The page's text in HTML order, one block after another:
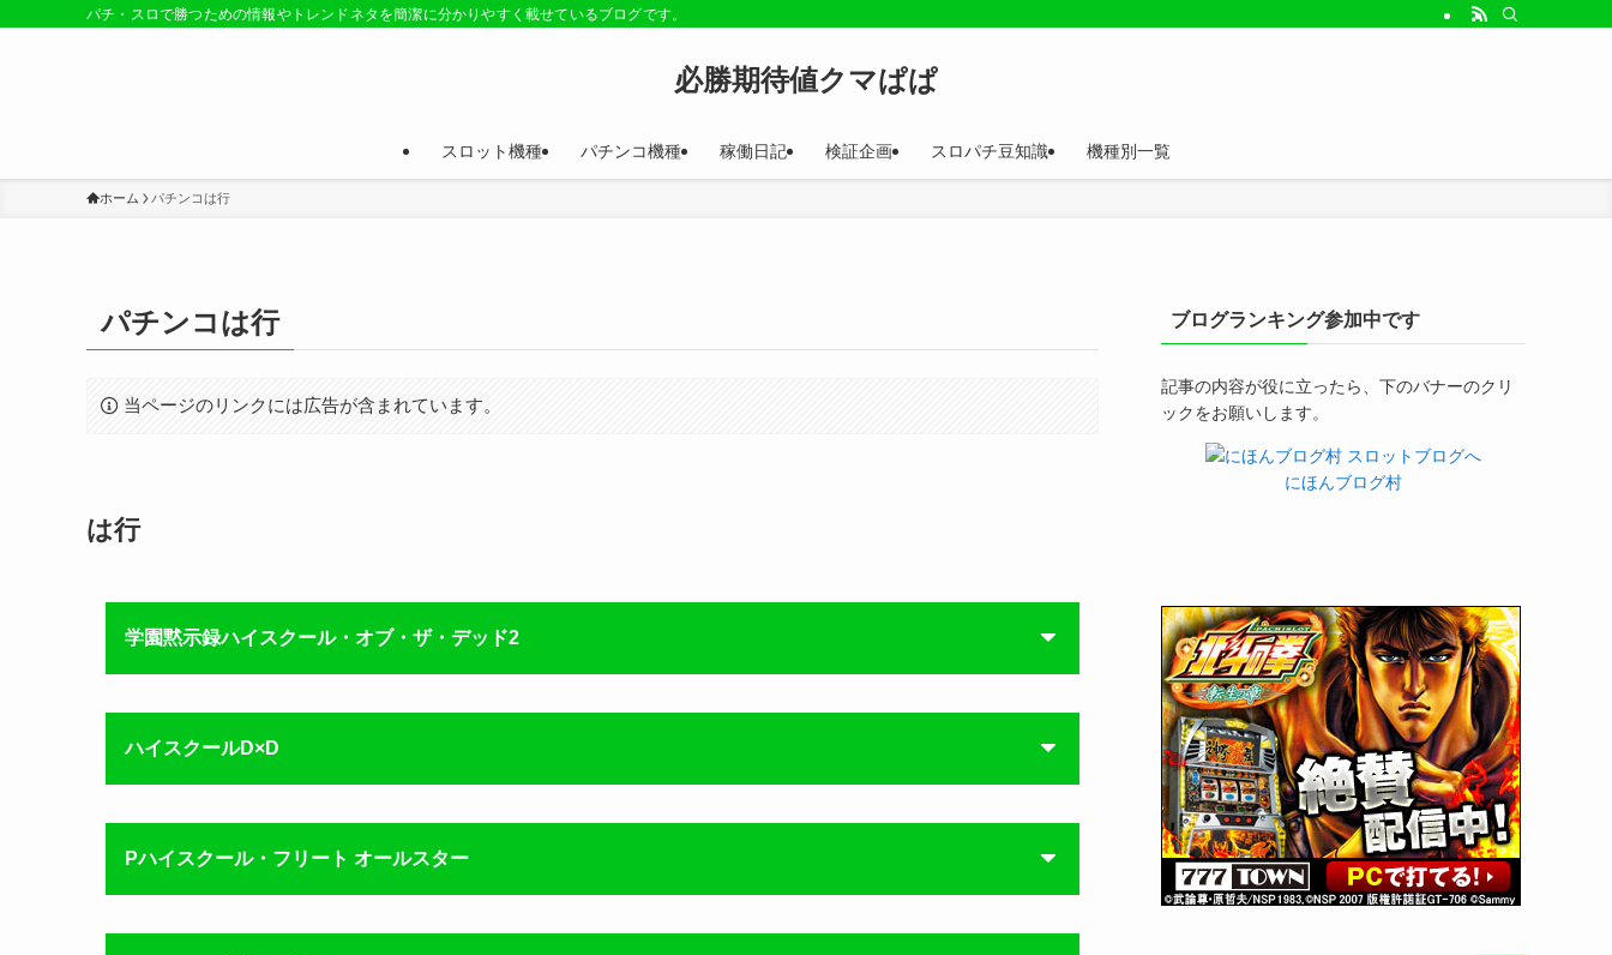
パチ・スロで勝つための情報やトレンドネタを簡潔に分かりやすく載せているブログです。
必勝期待値クマぱぱ
スロット機種 パチンコ機種 稼働日記 検証企画 スロパチ豆知識 機種別一覧
ホーム パチンコは行
パチンコは行
当ページのリンクには広告が含まれています。
は行
学園黙示録ハイスクール・オブ・ザ・デッド2
ハイスクールD×D
Pハイスクール・フリート オールスター
ブログランキング参加中です
記事の内容が役に立ったら、下のバナーのクリ
ックをお願いします。
にほんブログ村